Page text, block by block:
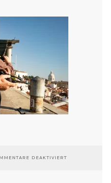
DEAKTIVIERTFÜR